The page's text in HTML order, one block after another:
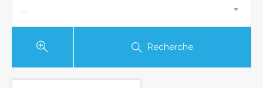
...
Recherche